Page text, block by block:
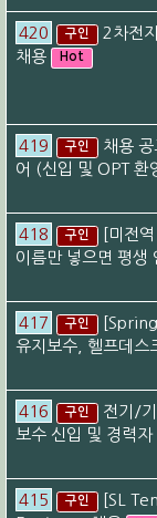
420 구인
2차전
채용
Hot
419 구인
채용
어 (신입 및 OPT 환
418 구인
[미전
이름만 넣으면 평
417 구인
유지보수, 헬프데스
416 구인
전기/
보수 신입 및 경력자
415 구인
[SL